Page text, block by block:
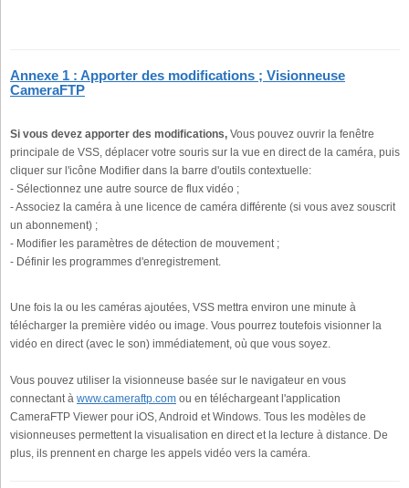
Annexe 1 : Apporter des modifications ; Visionneuse
CameraFTP
Si vous devez apporter des modifications, Vous pouvez ouvrir la fenêtre
principale de VSS, déplacer votre souris sur la vue en direct de la caméra, puis
cliquer sur l'icône Modifier dans la barre d'outils contextuelle:
- Sélectionnez une autre source de flux vidéo ;
- Associez la caméra à une licence de caméra différente (si vous avez souscrit
un abonnement) ;
- Modifier les paramètres de détection de mouvement ;
- Définir les programmes d'enregistrement.
Une fois la ou les caméras ajoutées, VSS mettra environ une minute à
télécharger la première vidéo ou image. Vous pourrez toutefois visionner la
vidéo en direct (avec le son) immédiatement, où que vous soyez.
Vous pouvez utiliser la visionneuse basée sur le navigateur en vous
connectant à www.cameraftp.com ou en téléchargeant l'application
CameraFTP Viewer pour iOS, Android et Windows. Tous les modèles de
visionneuses permettent la visualisation en direct et la lecture à distance. De
plus, ils prennent en charge les appels vidéo vers la caméra.